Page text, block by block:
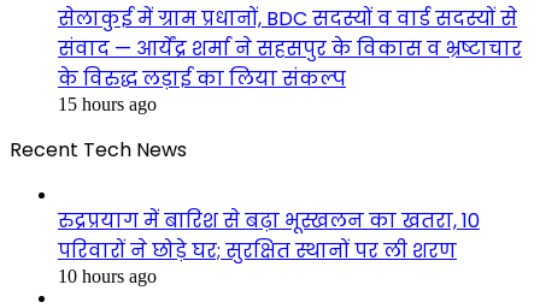
सेलाकुई में ग्राम प्रधानों, BDC सदस्यों व वार्ड सदस्यों से
संवाद — आर्येंद्र शर्मा ने सहसपुर के विकास व भ्रष्टाचार
के विरुद्ध लड़ाई का लिया संकल्प
15 hours ago
Recent Tech News
रुद्रप्रयाग में बारिश से बढ़ा भूस्खलन का खतरा, 10
परिवारों ने छोड़े घर; सुरक्षित स्थानों पर ली शरण
10 hours ago